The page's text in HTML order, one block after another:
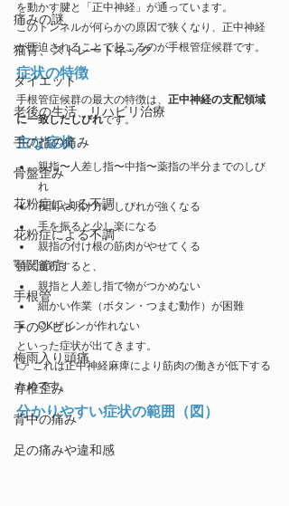
痛みの謎
猫背、ストレートネック
ダイエット
老後の生活、リハビリ治療
手の指の痛み
骨盤歪み
花粉症による不調
花粉症による不調
顎関節症
手根管
手のシビレ
梅雨入り頭痛
脊椎歪み
背中の痛み
足の痛みや違和感
を動かす腱と「正中神経」が通っています。
このトンネルが何らかの原因で狭くなり、正中神経
が圧迫されることで起こるのが手根管症候群です。
症状の特徴
手根管症候群の最大の特徴は、 正中神経の支配領域
に一致したしびれです。
主な症状
親指〜人差し指〜中指〜薬指の半分までのしび
れ
夜間や明け方にしびれが強くなる
手を振ると少し楽になる
親指の付け根の筋肉がやせてくる
特に進行すると、
親指と人差し指で物がつかめない
細かい作業（ボタン・つまむ動作）が困難
OKサインが作れない
といった症状が出てきます。
👉 これは正中神経麻痺により筋肉の働きが低下する
ためです。
分かりやすい症状の範囲（図）